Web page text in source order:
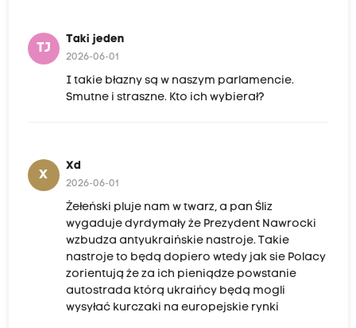
TJ
Taki jeden
2026-06-01
I takie błazny są w naszym parlamencie.
Smutne i straszne. Kto ich wybierał?
X
Xd
2026-06-01
Żełeński pluje nam w twarz, a pan Śliz
wygaduje dyrdymały że Prezydent Nawrocki
wzbudza antyukraińskie nastroje. Takie
nastroje to będą dopiero wtedy jak sie Polacy
zorientują że za ich pieniądze powstanie
autostrada którą ukraińcy będą mogli
wysyłać kurczaki na europejskie rynki